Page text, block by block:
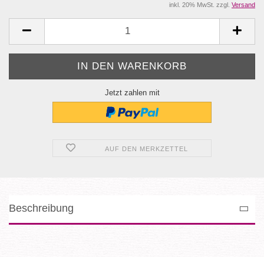
inkl. 20% MwSt. zzgl. Versand
Jetzt zahlen mit
AUF DEN MERKZETTEL
Beschreibung